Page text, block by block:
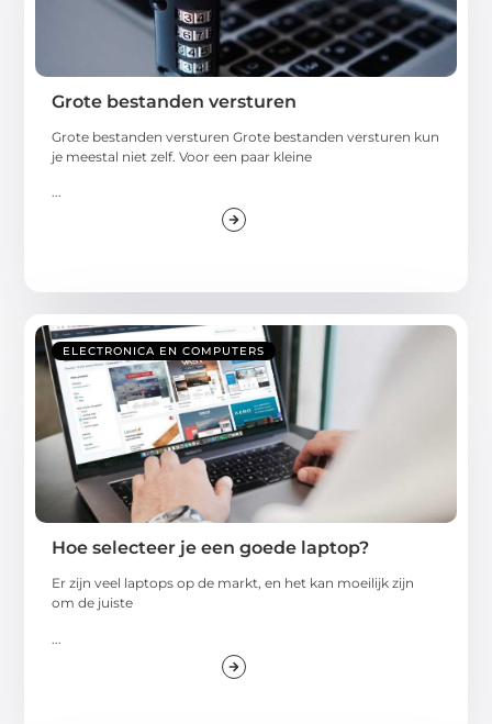
Grote bestanden versturen
Grote bestanden versturen Grote bestanden versturen kun
je meestal niet zelf. Voor een paar kleine
...
ELECTRONICA EN COMPUTERS
Hoe selecteer je een goede laptop?
Er zijn veel laptops op de markt, en het kan moeilijk zijn
om de juiste